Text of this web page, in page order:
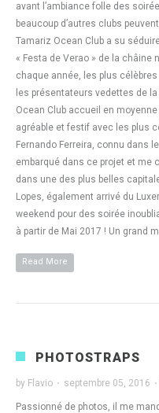
avant l’ambiance folle des
beaucoup d’autres clubs
Tamariz Ocean Club a su
« Festa de Verao » de la châine
chaque année, les plus
les présentateurs vedettes de
Ocean Club accueil en
agréable et festif avec les plus
Fernando Ferreira, connu dans
embarqué dans ce projet et me
dans une des plus belles
Lopes, également arrivé du
weekend pour des soirée
à partir de Mai 2017 ! Un grand
Read More
PHOTOSTRAPS
by Flavio · septembre 05, 2016 ·
Passionné de photos, il me